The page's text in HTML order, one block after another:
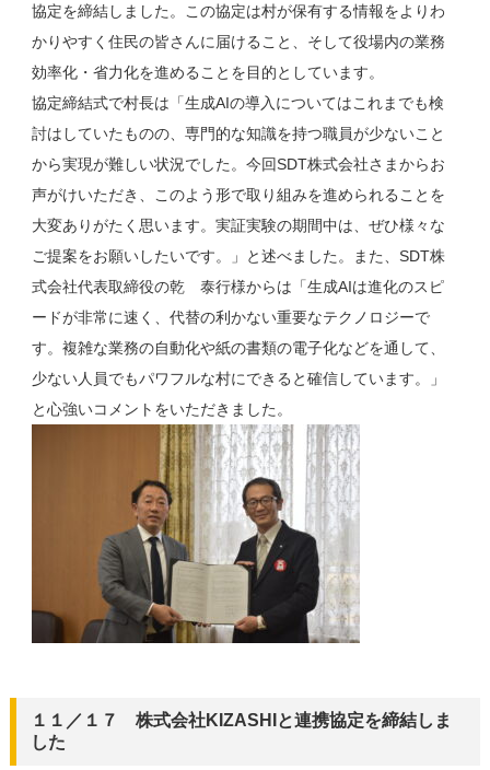
協定を締結しました。この協定は村が保有する情報をよりわ
かりやすく住民の皆さんに届けること、そして役場内の業務
効率化・省力化を進めることを目的としています。
協定締結式で村長は「生成AIの導入についてはこれまでも検
討はしていたものの、専門的な知識を持つ職員が少ないこと
から実現が難しい状況でした。今回SDT株式会社さまからお
声がけいただき、このよう形で取り組みを進められることを
大変ありがたく思います。実証実験の期間中は、ぜひ様々な
ご提案をお願いしたいです。」と述べました。また、SDT株
式会社代表取締役の乾 泰行様からは「生成AIは進化のスピ
ードが非常に速く、代替の利かない重要なテクノロジーで
す。複雑な業務の自動化や紙の書類の電子化などを通して、
少ない人員でもパワフルな村にできると確信しています。」
と心強いコメントをいただきました。
１１／１７ 株式会社KIZASHIと連携協定を締結しま
した